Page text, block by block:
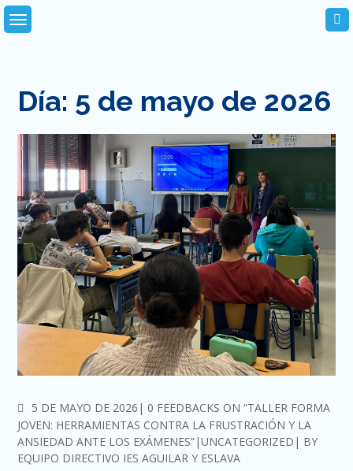
Skip
to
Día: 5 de mayo de 2026
5 DE MAYO DE 2026 COMMENTS
0 FEEDBACKS ON “TALLER FORMA
JOVEN: HERRAMIENTAS CONTRA LA FRUSTRACIÓN Y LA
ANSIEDAD ANTE LOS EXÁMENES” UNCATEGORIZED
BY
EQUIPO DIRECTIVO IES AGUILAR Y ESLAVA